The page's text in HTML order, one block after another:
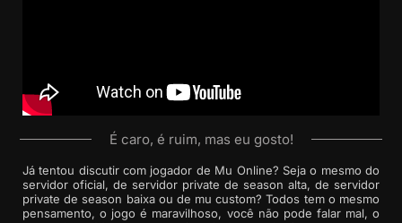
É caro, é ruim, mas eu gosto!
Já tentou discutir com jogador de Mu Online? Seja o mesmo do
servidor oficial, de servidor private de season alta, de servidor
private de season baixa ou de mu custom? Todos tem o mesmo
pensamento, o jogo é maravilhoso, você não pode falar mal, o